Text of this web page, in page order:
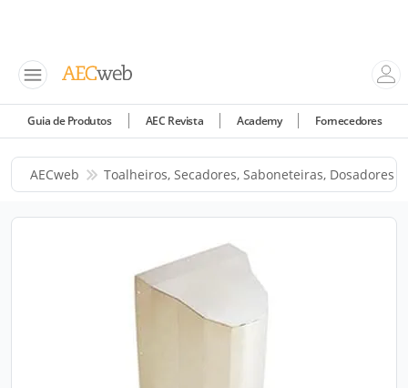
Guia de Produtos AEC Revista Academy Fornecedores
AECweb Toalheiros, Secadores, Saboneteiras, Dosadores